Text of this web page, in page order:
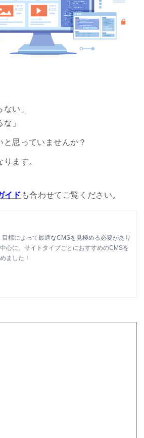
い」
」
思っていませんか？
ます。
イド も合わせてご覧ください。
標によって最適なCMSを見極める必要があり
心に、サイトタイプごとにおすすめのCMSを
ました！